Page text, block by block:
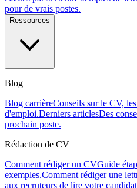
pour de vrais postes.
Ressources
Blog
Blog carrièreConseils sur le CV,
d'emploi.Derniers articlesDes
prochain poste.
Rédaction de CV
Comment rédiger un CVGuide
exemples.Comment rédiger une
aux recruteurs de lire votre